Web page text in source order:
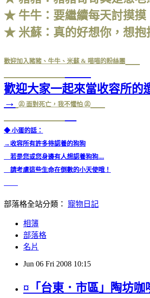
★ 牛牛：要繼續每天討摸摸
★ 米蘇：真的好想你，想抱
歡迎加入豬豬、牛牛、米蘇 & 喵喵的粉絲團
歡迎大家一起來當收容所
→
㊣ 面對死亡，我不懼怕 ㊣
◆ 小蛋的話：
→收容所有許多待認養的狗狗
若是您或您身邊有人想認養狗狗....
請考慮這些生命在倒數的小天使哦！
部落格全站分類： 寵物日記
相簿
部落格
名片
Jun 06 Fri 2008 10:15
¤「台東．市區」陶坊咖